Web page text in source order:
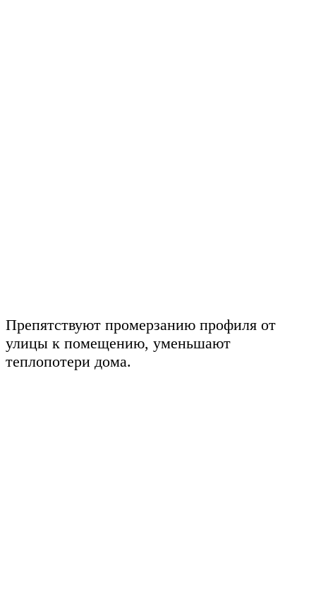
Препятствуют промерзанию профиля от
улицы к помещению, уменьшают
теплопотери дома.